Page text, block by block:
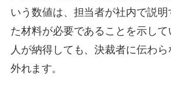
いう数値は、担当者が社内で説明
た材料が必要であることを示し
人が納得しても、決裁者に伝わ
外れます。